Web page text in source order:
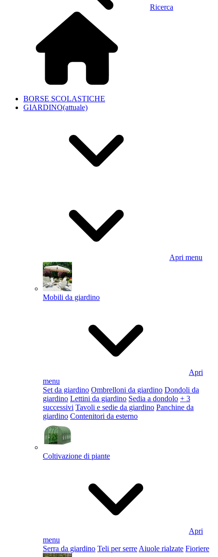
Ricerca
BORSE SCOLASTICHE
GIARDINO(attuale)
Apri menu
Mobili da giardino
Apri
menu
Set da giardino Ombrelloni da giardino Dondoli da
giardino Lettini da giardino Sedia a dondolo + 3
successivi Tavoli e sedie da giardino Panchine da
giardino Contenitori da esterno
Coltivazione di piante
Apri
menu
Serra da giardino Teli per serre Aiuole rialzate Fioriere